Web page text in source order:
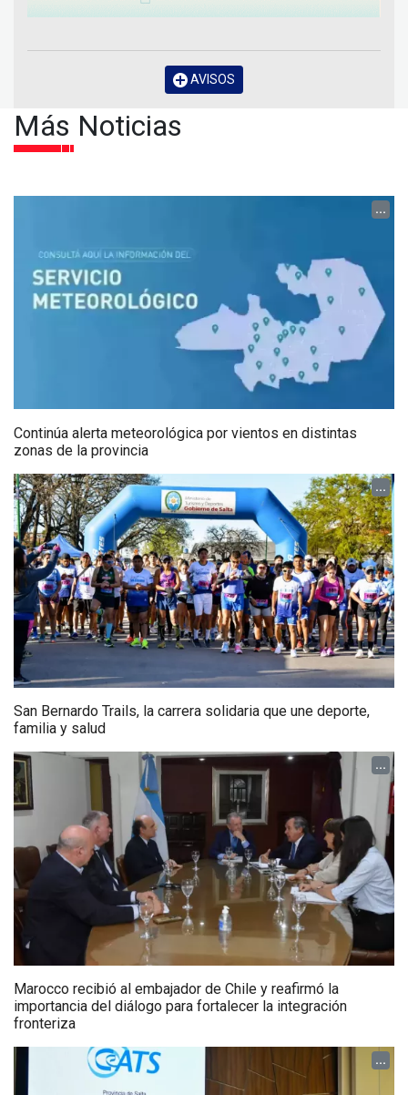
AVISOS
Más Noticias
...
Continúa alerta meteorológica por vientos en distintas
zonas de la provincia
...
San Bernardo Trails, la carrera solidaria que une deporte,
familia y salud
...
Marocco recibió al embajador de Chile y reafirmó la
importancia del diálogo para fortalecer la integración
fronteriza
...